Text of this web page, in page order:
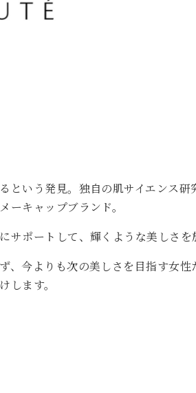
という発見。独自の肌サイエンス研
ーキャップブランド。
サポートして、輝くような美しさを
、今よりも次の美しさを目指す女性
します。